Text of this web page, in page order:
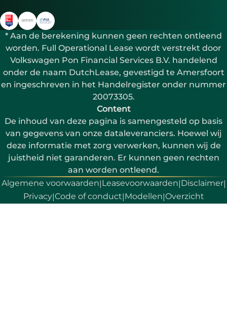
* Aan de berekening kunnen geen rechten ontleend
worden. Full Operational Lease wordt verstrekt door
Volkswagen Pon Financial Services B.V. handelend
onder de naam DutchLease, gevestigd te Amersfoort
en ingeschreven in het Handelregister onder nummer
20073305.
Content
De inhoud van deze pagina is samengesteld op basis
van gegevens van onze dataleveranciers. Hoewel wij
deze informatie met zorg verwerken, kunnen wij de
juistheid niet garanderen. Er kunnen geen rechten
aan worden ontleend.
Algemene voorwaarden|Leasevoorwaarden|Disclaimer|
Privacy|Code of conduct|Modellen|Overzicht